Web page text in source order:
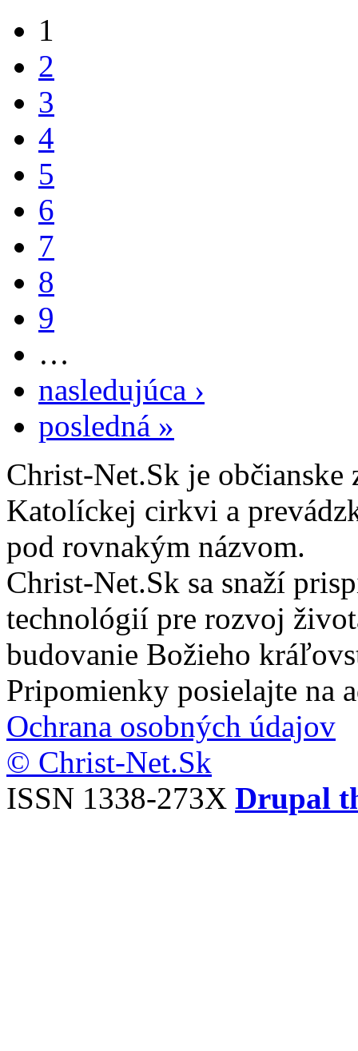
1
2
3
4
5
6
7
8
9
…
nasledujúca ›
posledná »
Christ-Net.Sk je
Katolíckej cirkvi a
pod rovnakým názvom.
Christ-Net.Sk sa snaží
technológií pre rozvoj
budovanie Božieho
Pripomienky posielajte na
Ochrana osobných údajov
© Christ-Net.Sk
ISSN 1338-273X Drupal